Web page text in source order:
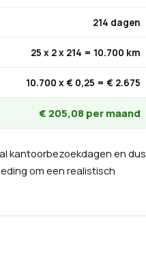
214 dagen
25 x 2 x 214 = 10.700 km
10.700 x € 0,25 = € 2.675
€ 205,08 per maand
kantoorbezoekdagen en dus
om een realistisch